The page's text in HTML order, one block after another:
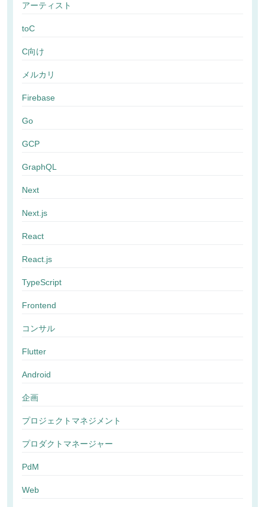
アーティスト
toC
C向け
メルカリ
Firebase
Go
GCP
GraphQL
Next
Next.js
React
React.js
TypeScript
Frontend
コンサル
Flutter
Android
企画
プロジェクトマネジメント
プロダクトマネージャー
PdM
Web